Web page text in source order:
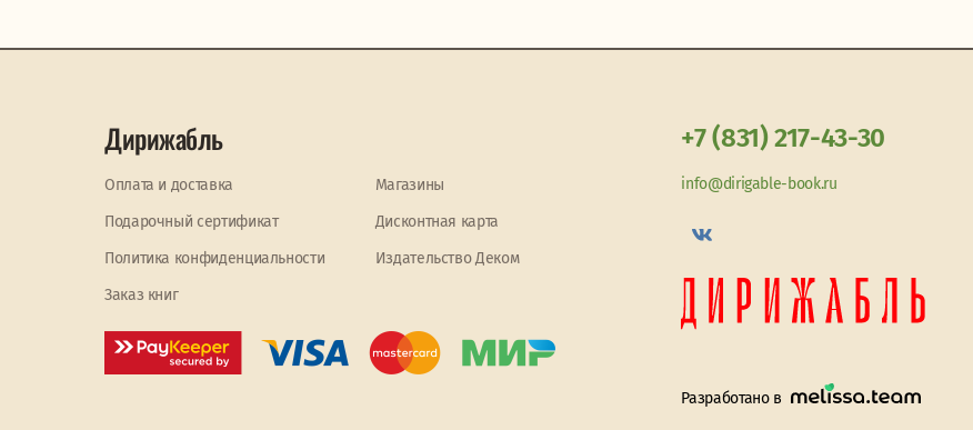
Дирижабль
Оплата и доставка
Магазины
Подарочный сертификат
Дисконтная карта
Политика конфиденциальности
Издательство Деком
Заказ книг
+7 (831) 217-43-30
info@dirigable-book.ru
Разработано в